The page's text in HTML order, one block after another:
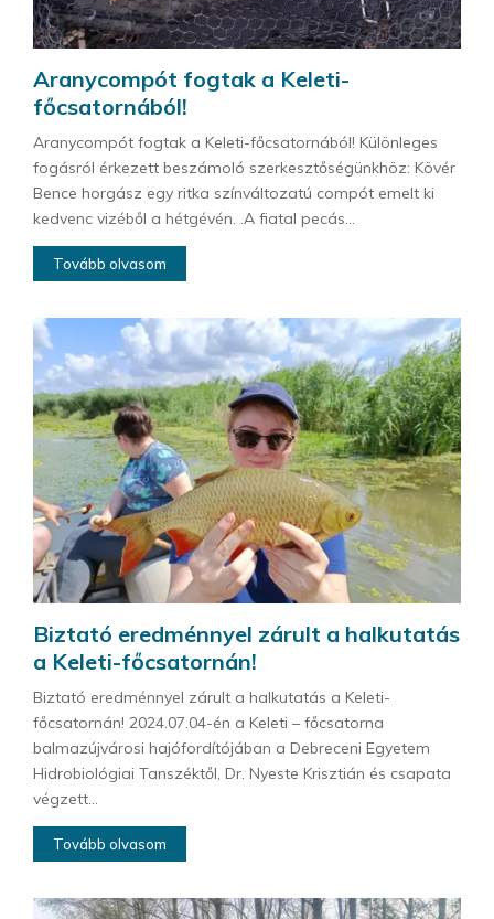
Aranycompót fogtak a Keleti-
főcsatornából!
Aranycompót fogtak a Keleti-főcsatornából! Különleges
fogásról érkezett beszámoló szerkesztőségünkhöz: Kövér
Bence horgász egy ritka színváltozatú compót emelt ki
kedvenc vizéből a hétgévén. .A fiatal pecás...
Tovább olvasom
Biztató eredménnyel zárult a halkutatás
a Keleti-főcsatornán!
Biztató eredménnyel zárult a halkutatás a Keleti-
főcsatornán! 2024.07.04-én a Keleti – főcsatorna
balmazújvárosi hajófordítójában a Debreceni Egyetem
Hidrobiológiai Tanszéktől, Dr. Nyeste Krisztián és csapata
végzett...
Tovább olvasom